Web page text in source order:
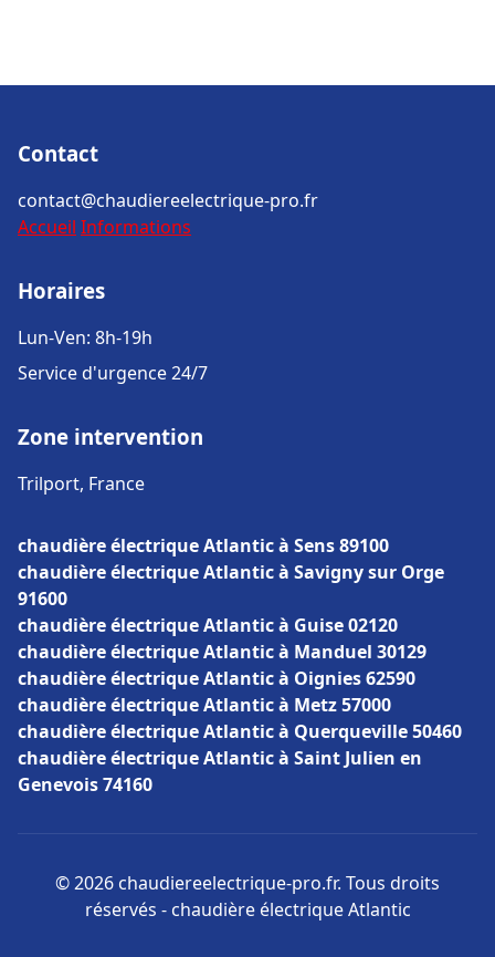
Contact
contact@chaudiereelectrique-pro.fr
Accueil Informations
Horaires
Lun-Ven: 8h-19h
Service d'urgence 24/7
Zone intervention
Trilport, France
chaudière électrique Atlantic à Sens 89100
chaudière électrique Atlantic à Savigny sur Orge
91600
chaudière électrique Atlantic à Guise 02120
chaudière électrique Atlantic à Manduel 30129
chaudière électrique Atlantic à Oignies 62590
chaudière électrique Atlantic à Metz 57000
chaudière électrique Atlantic à Querqueville 50460
chaudière électrique Atlantic à Saint Julien en
Genevois 74160
© 2026 chaudiereelectrique-pro.fr. Tous droits
réservés - chaudière électrique Atlantic